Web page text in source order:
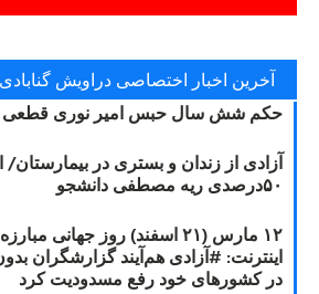
آخرین اخبار اختصاصی دراویش گنابادی
حکم شش سال حبس امیر نوری
آزادی از زندان و بستری در بیمارستان/
۵۰درصدی ریه مصطفی دانشجو
۱۲ مارس (۲۱ اسفند) روز جهانی
در کشورهای خود رفع مسدودیت کرد